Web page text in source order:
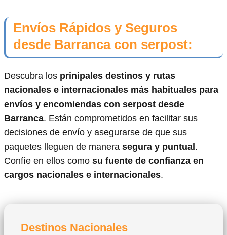
Envíos Rápidos y Seguros
desde Barranca con serpost:
Descubra los prinipales destinos y rutas
nacionales e internacionales más habituales para
envíos y encomiendas con serpost desde
Barranca. Están comprometidos en facilitar sus
decisiones de envío y asegurarse de que sus
paquetes lleguen de manera segura y puntual .
Confíe en ellos como su fuente de confianza en
cargos nacionales e internacionales.
Destinos Nacionales